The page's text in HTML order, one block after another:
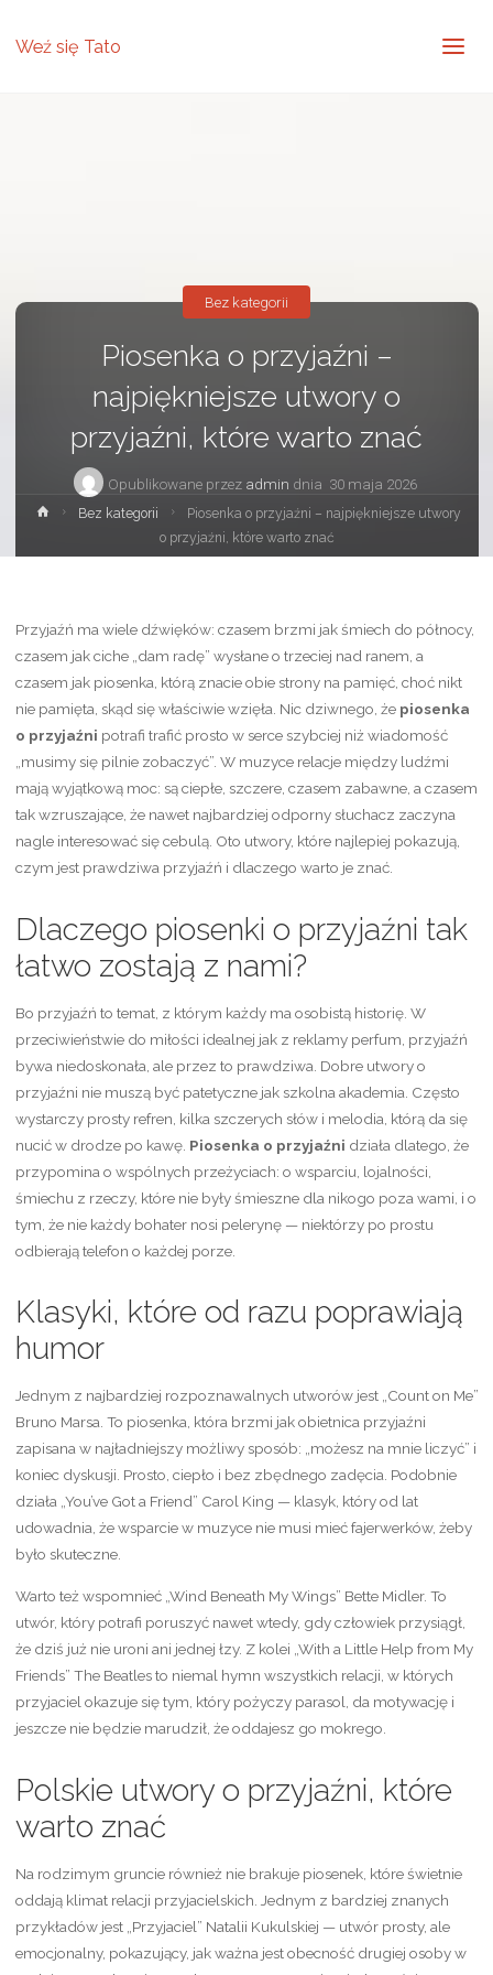
Weź się Tato
Piosenka o przyjaźni –
najpiękniejsze utwory o
przyjaźni, które warto znać
Opublikowane przez admin dnia 30 maja 2026
Bez kategorii
StronaBez kategorii
Piosenka o przyjaźni – najpiękniejsze utwory
o przyjaźni, które warto znać
Przyjaźń ma wiele dźwięków: czasem brzmi jak śmiech do północy,
czasem jak ciche „dam radę” wysłane o trzeciej nad ranem, a
czasem jak piosenka, którą znacie obie strony na pamięć, choć nikt
nie pamięta, skąd się właściwie wzięła. Nic dziwnego, że piosenka
o przyjaźni potrafi trafić prosto w serce szybciej niż wiadomość
„musimy się pilnie zobaczyć”. W muzyce relacje między ludźmi
mają wyjątkową moc: są ciepłe, szczere, czasem zabawne, a czasem
tak wzruszające, że nawet najbardziej odporny słuchacz zaczyna
nagle interesować się cebulą. Oto utwory, które najlepiej pokazują,
czym jest prawdziwa przyjaźń i dlaczego warto je znać.
Dlaczego piosenki o przyjaźni tak
łatwo zostają z nami?
Bo przyjaźń to temat, z którym każdy ma osobistą historię. W
przeciwieństwie do miłości idealnej jak z reklamy perfum, przyjaźń
bywa niedoskonała, ale przez to prawdziwa. Dobre utwory o
przyjaźni nie muszą być patetyczne jak szkolna akademia. Często
wystarczy prosty refren, kilka szczerych słów i melodia, którą da się
nucić w drodze po kawę. Piosenka o przyjaźni działa dlatego, że
przypomina o wspólnych przeżyciach: o wsparciu, lojalności,
śmiechu z rzeczy, które nie były śmieszne dla nikogo poza wami, i o
tym, że nie każdy bohater nosi pelerynę — niektórzy po prostu
odbierają telefon o każdej porze.
Klasyki, które od razu poprawiają
humor
Jednym z najbardziej rozpoznawalnych utworów jest „Count on Me”
Bruno Marsa. To piosenka, która brzmi jak obietnica przyjaźni
zapisana w najładniejszy możliwy sposób: „możesz na mnie liczyć” i
koniec dyskusji. Prosto, ciepło i bez zbędnego zadęcia. Podobnie
działa „You’ve Got a Friend” Carol King — klasyk, który od lat
udowadnia, że wsparcie w muzyce nie musi mieć fajerwerków, żeby
było skuteczne.
Warto też wspomnieć „Wind Beneath My Wings” Bette Midler. To
utwór, który potrafi poruszyć nawet wtedy, gdy człowiek przysiągł,
że dziś już nie uroni ani jednej łzy. Z kolei „With a Little Help from My
Friends” The Beatles to niemal hymn wszystkich relacji, w których
przyjaciel okazuje się tym, który pożyczy parasol, da motywację i
jeszcze nie będzie marudził, że oddajesz go mokrego.
Polskie utwory o przyjaźni, które
warto znać
Na rodzimym gruncie również nie brakuje piosenek, które świetnie
oddają klimat relacji przyjacielskich. Jednym z bardziej znanych
przykładów jest „Przyjaciel” Natalii Kukulskiej — utwór prosty, ale
emocjonalny, pokazujący, jak ważna jest obecność drugiej osoby w